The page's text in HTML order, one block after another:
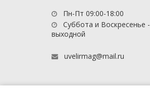
Пн-Пт 09:00-18:00
Суббота и Воскресенье -
выходной
uvelirmag@mail.ru